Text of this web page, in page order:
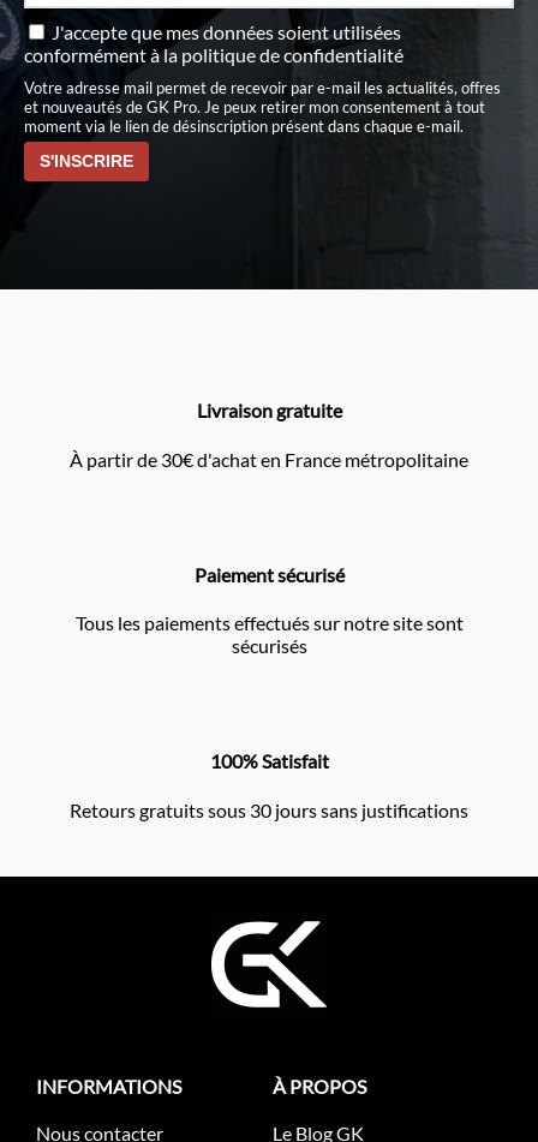
J'accepte que mes données soient utilisées
conformément àla politique de confidentialité
Votre adresse mail permet de recevoir par e-mail les actualités, offres
et nouveautés de GK Pro. Je peux retirer mon consentement à tout
moment via le lien de désinscription présent dans chaque e-mail.
Livraison gratuite
À partir de 30€ d'achat en France métropolitaine
Paiement sécurisé
Tous les paiements effectués sur notre site sont
sécurisés
100% Satisfait
Retours gratuits sous 30 jours sans justifications
INFORMATIONS
Nous contacter
À PROPOS
Le Blog GK